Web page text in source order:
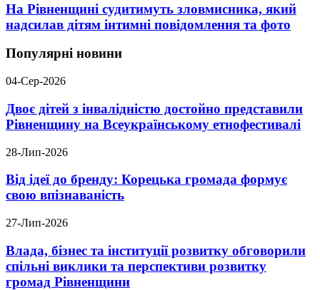
На Рівненщині судитимуть зловмисника, який
надсилав дітям інтимні повідомлення та фото
Популярні новини
04-Сер-2026
Двоє дітей з інвалідністю достойно представили
Рівненщину на Всеукраїнському етнофестивалі
28-Лип-2026
Від ідеї до бренду: Корецька громада формує
свою впізнаваність
27-Лип-2026
Влада, бізнес та інституції розвитку обговорили
спільні виклики та перспективи розвитку
громад Рівненщини